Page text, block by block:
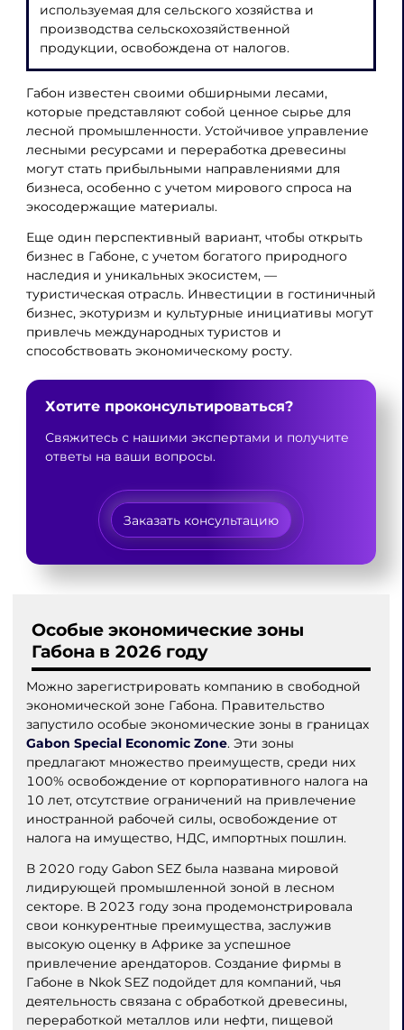
используемая для сельского хозяйства и
производства сельскохозяйственной
продукции, освобождена от налогов.
Габон известен своими обширными лесами,
которые представляют собой ценное сырье для
лесной промышленности. Устойчивое управление
лесными ресурсами и переработка древесины
могут стать прибыльными направлениями для
бизнеса, особенно с учетом мирового спроса на
экосодержащие материалы.
Еще один перспективный вариант, чтобы открыть
бизнес в Габоне, с учетом богатого природного
наследия и уникальных экосистем, —
туристическая отрасль. Инвестиции в гостиничный
бизнес, экотуризм и культурные инициативы могут
привлечь международных туристов и
способствовать экономическому росту.
Хотите проконсультироваться?
Свяжитесь с нашими экспертами и получите
ответы на ваши вопросы.
Заказать консультацию
Особые экономические зоны
Габона в 2026 году
Можно зарегистрировать компанию в свободной
экономической зоне Габона. Правительство
запустило особые экономические зоны в границах
Gabon Special Economic Zone. Эти зоны
предлагают множество преимуществ, среди них
100% освобождение от корпоративного налога на
10 лет, отсутствие ограничений на привлечение
иностранной рабочей силы, освобождение от
налога на имущество, НДС, импортных пошлин.
В 2020 году Gabon SEZ была названа мировой
лидирующей промышленной зоной в лесном
секторе. В 2023 году зона продемонстрировала
свои конкурентные преимущества, заслужив
высокую оценку в Африке за успешное
привлечение арендаторов. Создание фирмы в
Габоне в Nkok SEZ подойдет для компаний, чья
деятельность связана с обработкой древесины,
переработкой металлов или нефти, пищевой